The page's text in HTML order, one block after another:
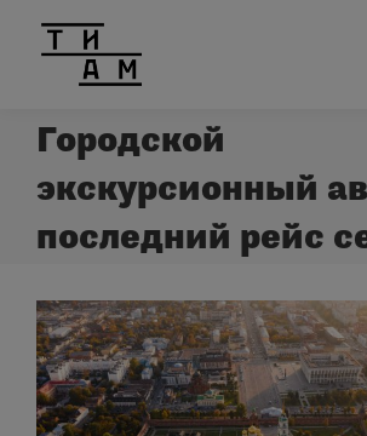
Городской
экскурсионный
последний рейс